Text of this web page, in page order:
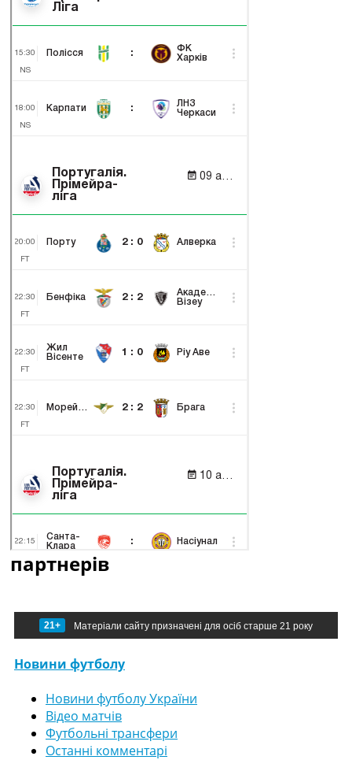
партнерів
21+ Матеріали сайту призначені для осіб старше 21 року
Новини футболу
Новини футболу України
Відео матчів
Футбольні трансфери
Останні комментарі